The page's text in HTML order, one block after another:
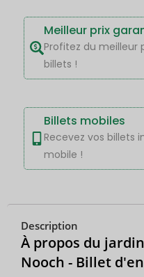
Meilleur prix
Profitez du meilleur
billets !
Billets mobiles
Recevez vos billets
mobile !
Description
À propos du
Nooch - Billet